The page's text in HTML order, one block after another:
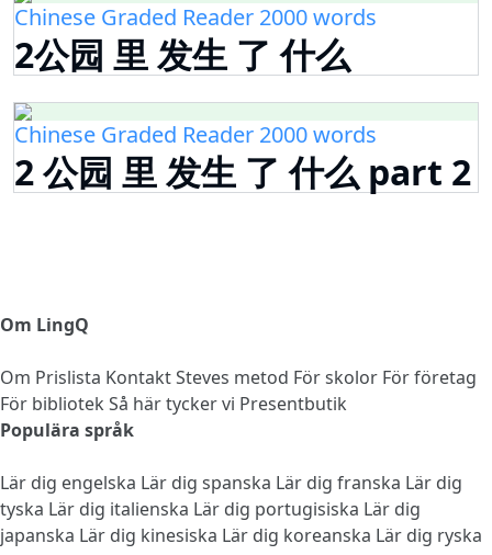
Chinese Graded Reader 2000 words
2公园 里 发生 了 什么
Chinese Graded Reader 2000 words
2 公园 里 发生 了 什么 part 2
Om LingQ
Om Prislista KontaktSteves metod För skolor För företag
För bibliotek Så här tycker vi Presentbutik
Populära språk
Lär dig engelska Lär dig spanska Lär dig franska Lär dig
tyska Lär dig italienska Lär dig portugisiska Lär dig
japanska Lär dig kinesiska Lär dig koreanska Lär dig ryska